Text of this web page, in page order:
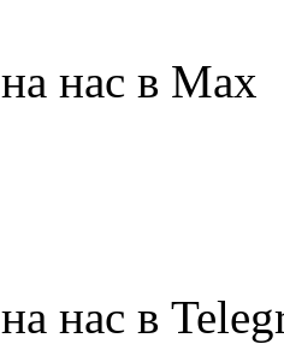
нас в Max
нас в